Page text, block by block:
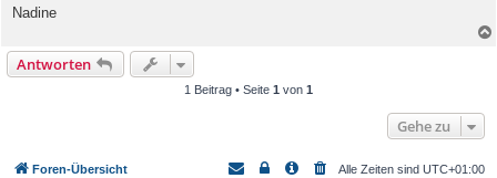
Nadine
Antworten
1 Beitrag • Seite 1 von 1
Gehe zu
Foren-Übersicht Alle Zeiten sind UTC+01:00